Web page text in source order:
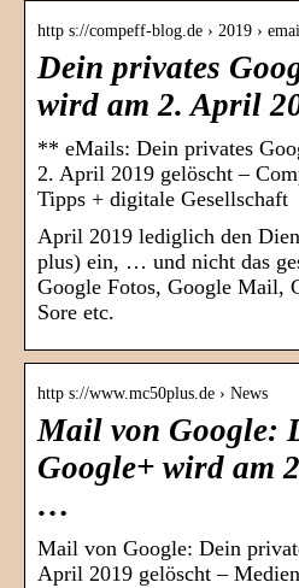
http s://compeff-blog.de › 2019 ›
Dein privates
wird am 2. April
** eMails: Dein privates
2. April 2019 gelöscht –
Tipps + digitale Gesellschaft
April 2019 lediglich den
plus) ein, … und nicht das
Google Fotos, Google Mail,
Sore etc.
http s://www.mc50plus.de › News
Mail von Google:
Google+ wird am
…
Mail von Google: Dein
April 2019 gelöscht –